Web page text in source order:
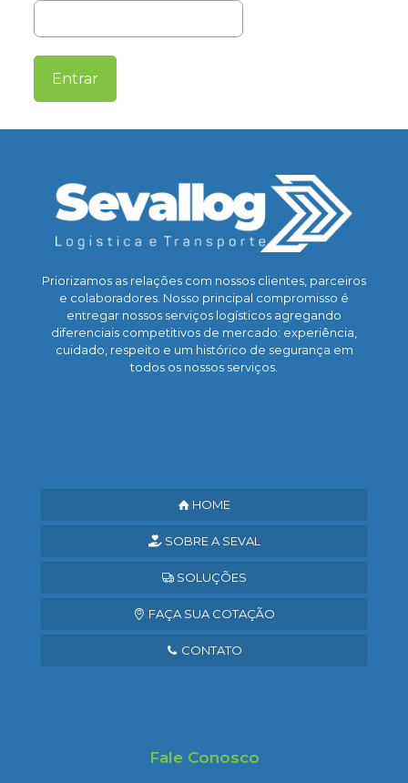
Priorizamos as relações com nossos clientes, parceiros
e colaboradores. Nosso principal compromisso é
entregar nossos serviços logísticos agregando
diferenciais competitivos de mercado: experiência,
cuidado, respeito e um histórico de segurança em
todos os nossos serviços.
HOME
SOBRE A SEVAL
SOLUÇÕES
FAÇA SUA COTAÇÃO
CONTATO
Fale Conosco